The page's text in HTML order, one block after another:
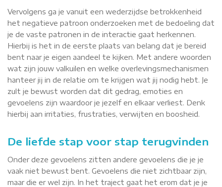
Vervolgens ga je vanuit een wederzijdse betrokkenheid
het negatieve patroon onderzoeken met de bedoeling dat
je de vaste patronen in de interactie gaat herkennen.
Hierbij is het in de eerste plaats van belang dat je bereid
bent naar je eigen aandeel te kijken. Met andere woorden
wat zijn jouw valkuilen en welke overlevingsmechanismen
hanteer jij in de relatie om te krijgen wat jij nodig hebt. Je
zult je bewust worden dat dit gedrag, emoties en
gevoelens zijn waardoor je jezelf en elkaar verliest. Denk
hierbij aan irritaties, frustraties, verwijten en boosheid.
De liefde stap voor stap terugvinden
Onder deze gevoelens zitten andere gevoelens die je je
vaak niet bewust bent. Gevoelens die niet zichtbaar zijn,
maar die er wel zijn. In het traject gaat het erom dat je je